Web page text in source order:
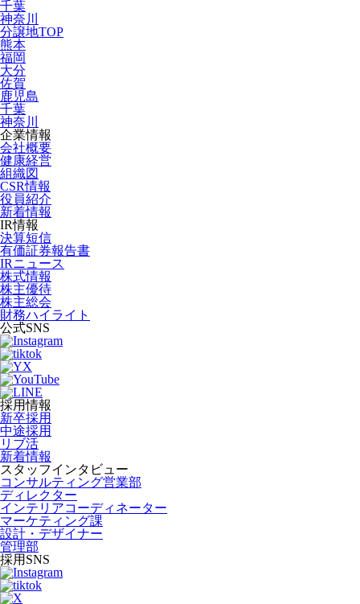
千葉
神奈川
分譲地TOP
熊本
福岡
大分
佐賀
鹿児島
千葉
神奈川
企業情報
会社概要
健康経営
組織図
CSR情報
役員紹介
新着情報
IR情報
決算短信
有価証券報告書
IRニュース
株式情報
株主優待
株主総会
財務ハイライト
公式SNS
採用情報
新卒採用
中途採用
リブ活
新着情報
スタッフインタビュー
コンサルティング営業部
ディレクター
インテリアコーディネーター
マーケティング課
設計・デザイナー
管理部
採用SNS